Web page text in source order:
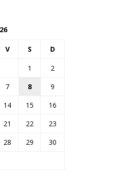
V S D
1
2
7 8
9
14 15
16
21 22
23
28 29
30